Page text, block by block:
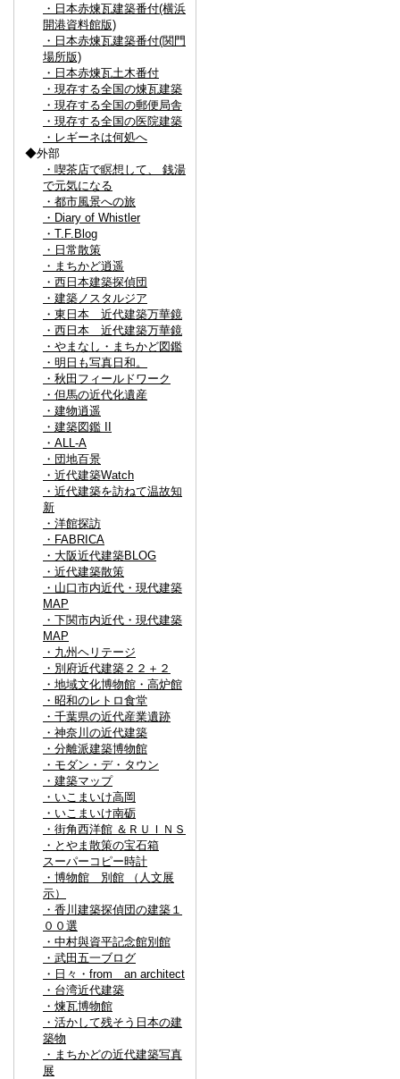
・日本赤煉瓦建築番付(横浜
開港資料館版)
・日本赤煉瓦建築番付(関門
場所版)
・日本赤煉瓦土木番付
・現存する全国の煉瓦建築
・現存する全国の郵便局舎
・現存する全国の医院建築
・レギーネは何処へ
◆外部
・喫茶店で瞑想して、 銭湯
で元気になる
・都市風景への旅
・Diary of Whistler
・T.F.Blog
・日常散策
・まちかど逍遥
・西日本建築探偵団
・建築ノスタルジア
・東日本 近代建築万華鏡
・西日本 近代建築万華鏡
・やまなし・まちかど図鑑
・明日も写真日和。
・秋田フィールドワーク
・但馬の近代化遺産
・建物逍遥
・建築図鑑 II
・ALL-A
・団地百景
・近代建築Watch
・近代建築を訪ねて温故知
新
・洋館探訪
・FABRICA
・大阪近代建築BLOG
・近代建築散策
・山口市内近代・現代建築
MAP
・下関市内近代・現代建築
MAP
・九州ヘリテージ
・別府近代建築２２＋２
・地域文化博物館・高炉館
・昭和のレトロ食堂
・千葉県の近代産業遺跡
・神奈川の近代建築
・分離派建築博物館
・モダン・デ・タウン
・建築マップ
・いこまいけ高岡
・いこまいけ南砺
・街角西洋館 ＆ＲＵＩＮＳ
・とやま散策の宝石箱
スーパーコピー時計
・博物館 別館 （人文展
示）
・香川建築探偵団の建築１
００選
・中村與資平記念館別館
・武田五一ブログ
・日々・from an architect
・台湾近代建築
・煉瓦博物館
・活かして残そう日本の建
築物
・まちかどの近代建築写真
展